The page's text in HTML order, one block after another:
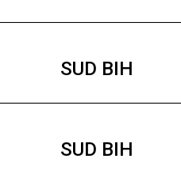
SUD BIH
SUD BIH